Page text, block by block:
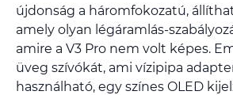
újdonság a háromfokozatú,
amely olyan légáramlás-
amire a V3 Pro nem volt képes.
üveg szívókát, ami vízipipa
használható, egy színes OLED